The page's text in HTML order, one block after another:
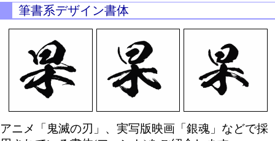
筆書系デザイン書体
アニメ「鬼滅の刃」、実写版映画「銀魂」などで採